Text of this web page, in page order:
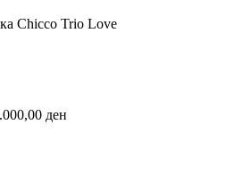
Chicco Trio Love
ден